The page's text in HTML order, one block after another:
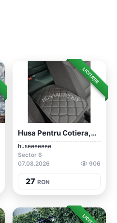
LICITAȚIE
Husa Pentru Cotiera,universala
huseeeeeee
Sector 6
07.08.2026
906
27 RON